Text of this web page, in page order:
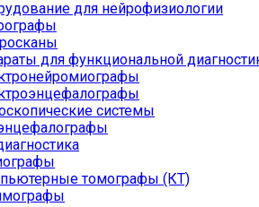
для нейрофизиологии
для функциональной
системы
томографы (КТ)